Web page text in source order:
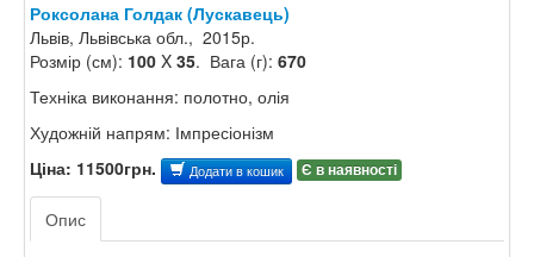
Роксолана Голдак (Лускавець)
Львів, Львівська обл., 2015р.
Розмір (см): 100 X 35. Вага (г): 670
Техніка виконання: полотно, олія
Художній напрям: Імпресіонізм
Ціна: 11500грн.
Додати в кошик Є в наявності
Опис